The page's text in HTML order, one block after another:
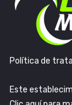
Política de
Este